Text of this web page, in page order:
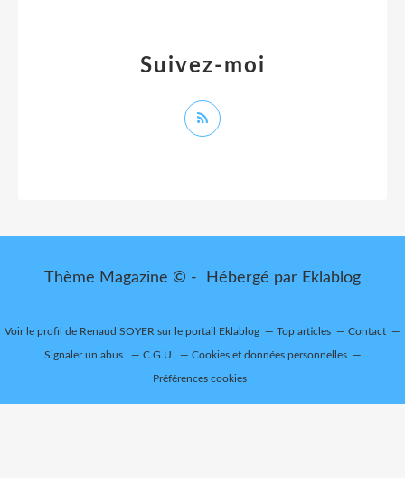
Suivez-moi
Thème Magazine © - Hébergé par Eklablog
Voir le profil de Renaud SOYER sur le portail Eklablog Top articles Contact
Signaler un abus C.G.U. Cookies et données personnelles
Préférences cookies